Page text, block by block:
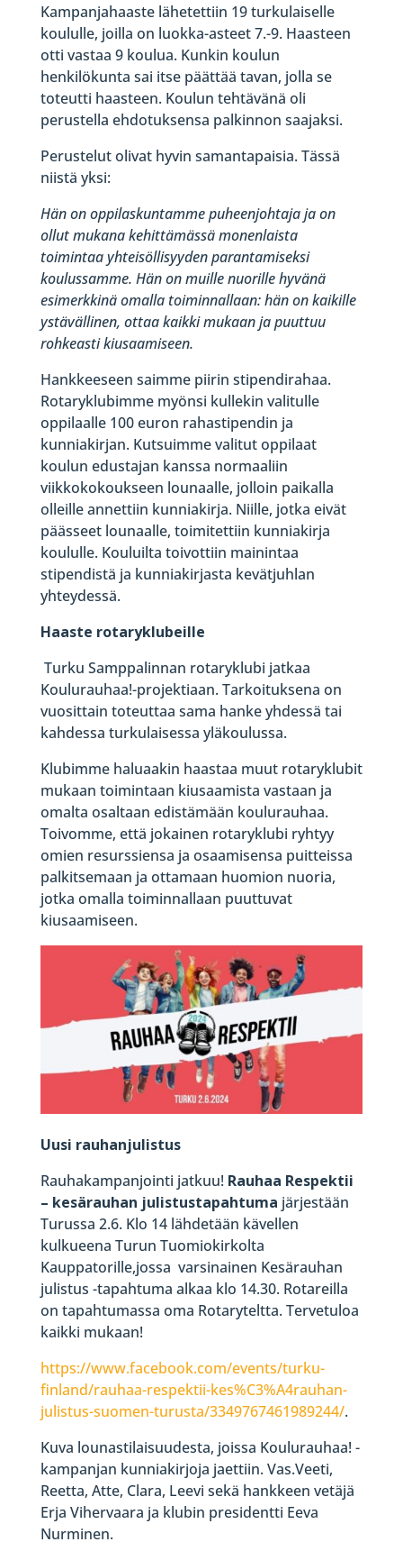
Kampanjahaaste lähetettiin 19 turkulaiselle
koululle, joilla on luokka-asteet 7.-9. Haasteen
otti vastaa 9 koulua. Kunkin koulun
henkilökunta sai itse päättää tavan, jolla se
toteutti haasteen. Koulun tehtävänä oli
perustella ehdotuksensa palkinnon saajaksi.
Perustelut olivat hyvin samantapaisia. Tässä
niistä yksi:
Hän on oppilaskuntamme puheenjohtaja ja on
ollut mukana kehittämässä monenlaista
toimintaa yhteisöllisyyden parantamiseksi
koulussamme. Hän on muille nuorille hyvänä
esimerkkinä omalla toiminnallaan: hän on kaikille
ystävällinen, ottaa kaikki mukaan ja puuttuu
rohkeasti kiusaamiseen.
Hankkeeseen saimme piirin stipendirahaa.
Rotaryklubimme myönsi kullekin valitulle
oppilaalle 100 euron rahastipendin ja
kunniakirjan. Kutsuimme valitut oppilaat
koulun edustajan kanssa normaaliin
viikkokokoukseen lounaalle, jolloin paikalla
olleille annettiin kunniakirja. Niille, jotka eivät
päässeet lounaalle, toimitettiin kunniakirja
koululle. Kouluilta toivottiin mainintaa
stipendistä ja kunniakirjasta kevätjuhlan
yhteydessä.
Haaste rotaryklubeille
Turku Samppalinnan rotaryklubi jatkaa
Koulurauhaa!-projektiaan. Tarkoituksena on
vuosittain toteuttaa sama hanke yhdessä tai
kahdessa turkulaisessa yläkoulussa.
Klubimme haluaakin haastaa muut rotaryklubit
mukaan toimintaan kiusaamista vastaan ja
omalta osaltaan edistämään koulurauhaa.
Toivomme, että jokainen rotaryklubi ryhtyy
omien resurssiensa ja osaamisensa puitteissa
palkitsemaan ja ottamaan huomion nuoria,
jotka omalla toiminnallaan puuttuvat
kiusaamiseen.
Uusi rauhanjulistus
Rauhakampanjointi jatkuu! Rauhaa Respektii
– kesärauhan julistustapahtuma järjestään
Turussa 2.6. Klo 14 lähdetään kävellen
kulkueena Turun Tuomiokirkolta
Kauppatorille,jossa varsinainen Kesärauhan
julistus -tapahtuma alkaa klo 14.30. Rotareilla
on tapahtumassa oma Rotaryteltta. Tervetuloa
kaikki mukaan!
https://www.facebook.com/events/turku-
finland/rauhaa-respektii-kes%C3%A4rauhan-
julistus-suomen-turusta/3349767461989244/.
Kuva lounastilaisuudesta, joissa Koulurauhaa! -
kampanjan kunniakirjoja jaettiin. Vas.Veeti,
Reetta, Atte, Clara, Leevi sekä hankkeen vetäjä
Erja Vihervaara ja klubin presidentti Eeva
Nurminen.